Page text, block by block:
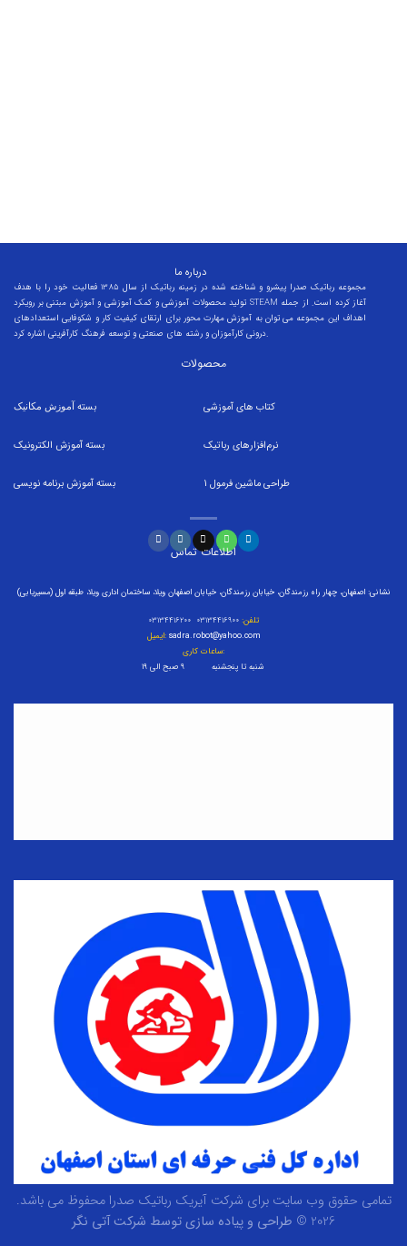
درباره ما
مجموعه رباتیک صدرا پیشرو و شناخته شده در زمینه رباتیک از سال 1385 فعالیت خود را با هدف
تولید محصولات آموزشی و کمک آموزشی و آموزش مبتنی بر رویکرد STEAM آغاز کرده است. از جمله
اهداف این مجموعه می توان به آموزش مهارت محور برای ارتقای کیفیت کار و شکوفایی استعدادهای
درونی کارآموزان و رشته های صنعتی و توسعه فرهنگ کارآفرینی اشاره کرد.
محصولات
بسته آموزش مکانیک
بستهآموزش الکترونیک
بستهآموزش برنامه نویسی
کتاب های آموزشی
نرم‌افزارهای رباتیک
طراحی ماشین فرمول
اطلاعات تماس
نشانی: اصفهان، چهار راه رزمندگان، خیابان رزمندگان، خیابان اصفهان ویلا، ساختمان اداری ویلا، طبقه اول (مسیریابی)
تلفن:
ایمیل: sadra.robot@yahoo.com
ساعات کاری:
شنبه تا پنجشنبه ۹ صبح الی ۱۹
تمامی حقوق وب سایت برای شرکت آیریک رباتیک صدرا محفوظ می باشد.
2026 ©
طراحی و پیاده سازی توسط شرکت آتی نگر